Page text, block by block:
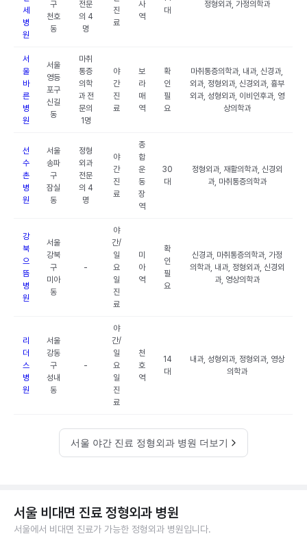
세
병
원
구
천호
동
전문
의 4
명
진
료
사
역
대
정형외과, 가정의학과
서
울
바
른
병
원
서울
영등
포구
신길
동
마취
통증
의학
과 전
문의
1명
야
간
진
료
보
라
매
역
확
인
필
요
마취통증의학과, 내과, 신경과,
외과, 정형외과, 신경외과, 흉부
외과, 성형외과, 이비인후과, 영
상의학과
선
수
촌
병
원
서울
송파
구
잠실
동
정형
외과
전문
의 4
명
야
간
진
료
종
합
운
동
장
역
30
대
정형외과, 재활의학과, 신경외
과, 마취통증의학과
강
북
으
뜸
병
원
서울
강북
구
미아
동
-
야
간/
일
요
일
진
료
미
아
역
확
인
필
요
신경과, 마취통증의학과, 가정
의학과, 내과, 정형외과, 신경외
과, 영상의학과
리
더
스
병
원
서울
강동
구
성내
동
-
야
간/
일
요
일
진
료
천
호
역
14
대
내과, 성형외과, 정형외과, 영상
의학과
서울 야간 진료 정형외과 병원 더보기
서울 비대면 진료 정형외과 병원
서울에서 비대면 진료가 가능한 정형외과 병원입니다.